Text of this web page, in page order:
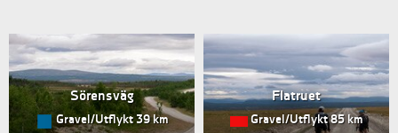
Sörensväg
Gravel/Utflykt 39 km
Flatruet
Gravel/Utflykt 85 km